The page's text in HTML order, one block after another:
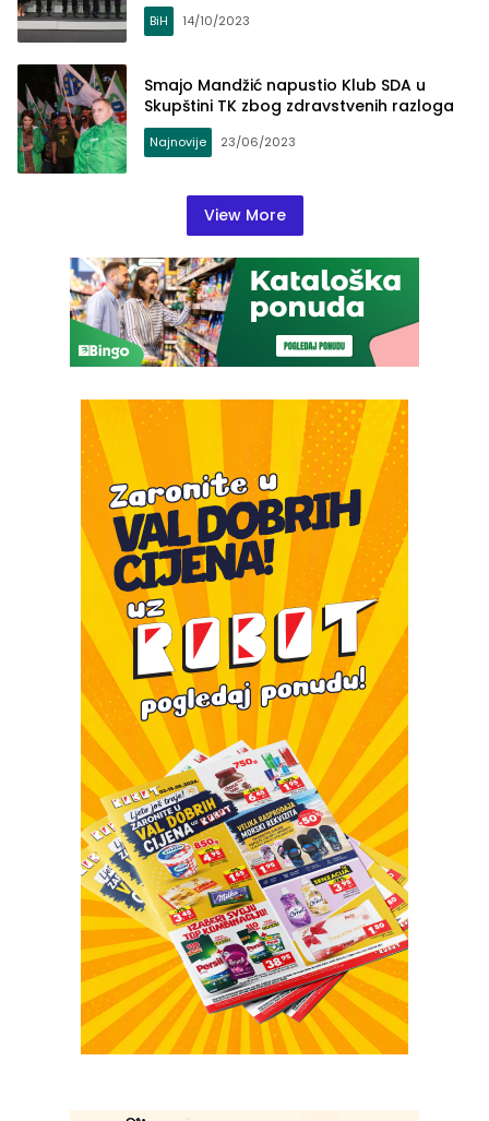
BiH 14/10/2023
Smajo Mandžić napustio Klub SDA u
Skupštini TK zbog zdravstvenih razloga
Najnovije 23/06/2023
View More